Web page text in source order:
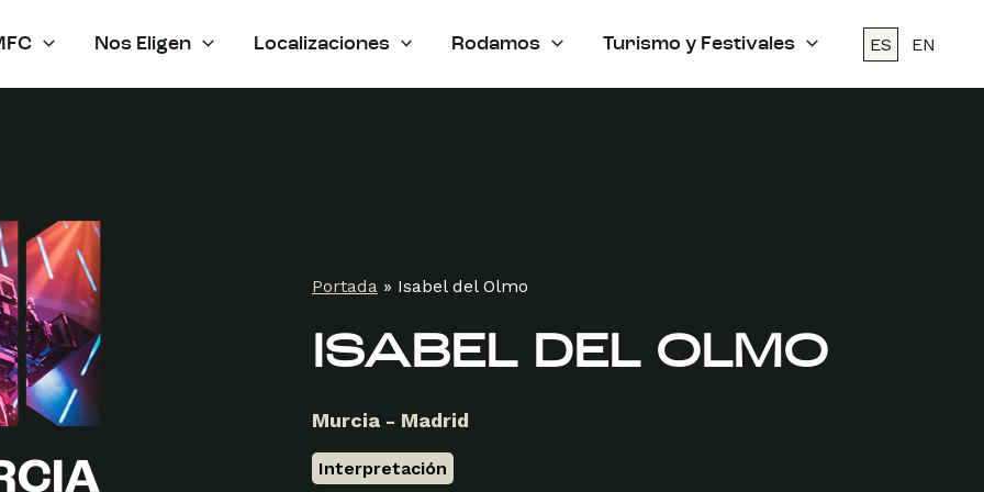
Nos Eligen Localizaciones Rodamos Turismo y Festivales ES EN
Portada » Isabel del Olmo
ISABEL DEL OLMO
Murcia - Madrid
Interpretación